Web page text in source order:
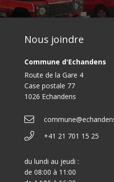
Nous joindre
Commune d'Echandens
Route de la Gare 4
Case postale 77
1026 Echandens
+41 21 701 15 25
du lundi au jeudi :
de 08:00 à 11:00